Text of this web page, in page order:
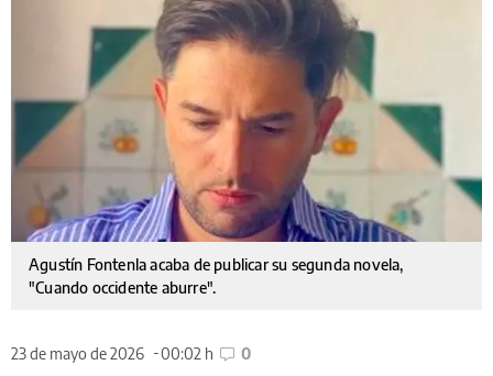
Agustín Fontenla acaba de publicar su segunda novela,
"Cuando occidente aburre".
23 de mayo de 2026 00:02 h 0